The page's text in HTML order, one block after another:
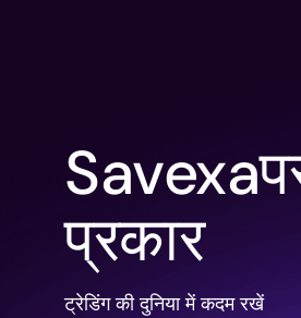
प्रकार
ट्रेडिंग की दुनिया में कदम रखें